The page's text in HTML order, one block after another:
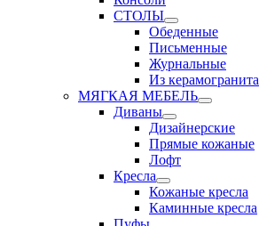
СТОЛЫ
Обеденные
Письменные
Журнальные
Из керамогранита
МЯГКАЯ МЕБЕЛЬ
Диваны
Дизайнерские
Прямые кожаные
Лофт
Кресла
Кожаные кресла
Каминные кресла